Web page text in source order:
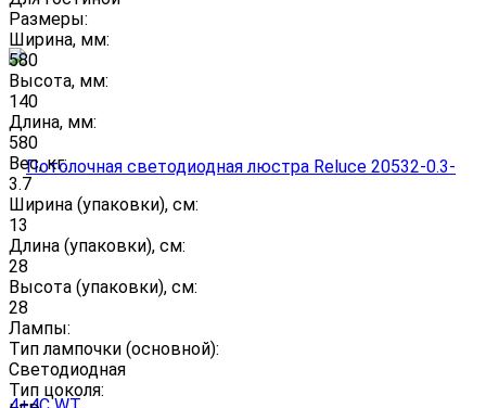
Размеры:
Ширина, мм:
580
Высота, мм:
140
Длина, мм:
580
Вес, кг:
3.7
Ширина (упаковки), см:
13
Длина (упаковки), см:
28
Высота (упаковки), см:
28
Лампы:
Тип лампочки (основной):
Светодиодная
Тип цоколя: